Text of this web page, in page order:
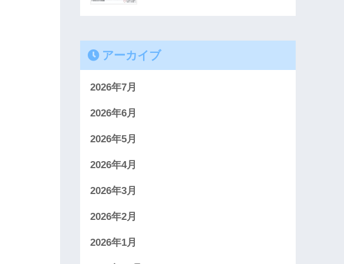
アーカイブ
2026年7月
2026年6月
2026年5月
2026年4月
2026年3月
2026年2月
2026年1月